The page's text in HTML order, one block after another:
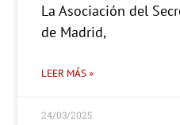
La Asociación del
de Madrid,
LEER MÁS »
24/03/2025